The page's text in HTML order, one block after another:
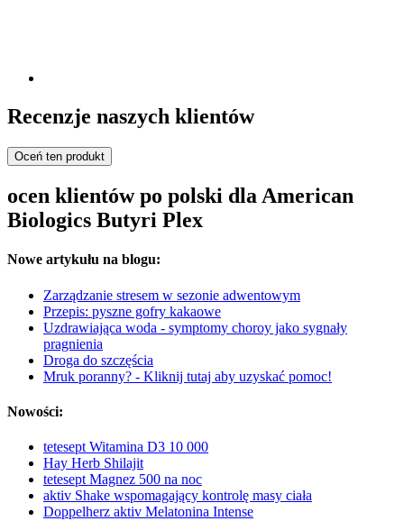
Recenzje naszych klientów
Oceń ten produkt
ocen klientów po polski dla American
Biologics Butyri Plex
Nowe artykułu na blogu:
Zarządzanie stresem w sezonie adwentowym
Przepis: pyszne gofry kakaowe
Uzdrawiająca woda - symptomy choroy jako sygnały
pragnienia
Droga do szczęścia
Mruk poranny? - Kliknij tutaj aby uzyskać pomoc!
Nowości:
tetesept Witamina D3 10 000
Hay Herb Shilajit
tetesept Magnez 500 na noc
aktiv Shake wspomagający kontrolę masy ciała
Doppelherz aktiv Melatonina Intense